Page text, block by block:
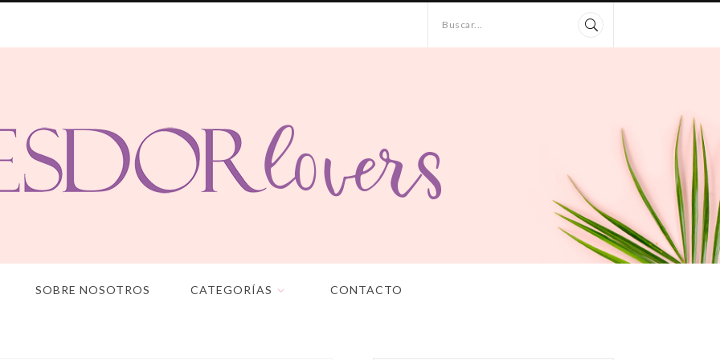
Buscar...
SOBRE NOSOTROS CATEGORÍAS CONTACTO